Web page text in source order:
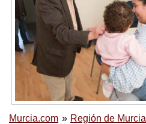
Murcia.com Región de Murcia